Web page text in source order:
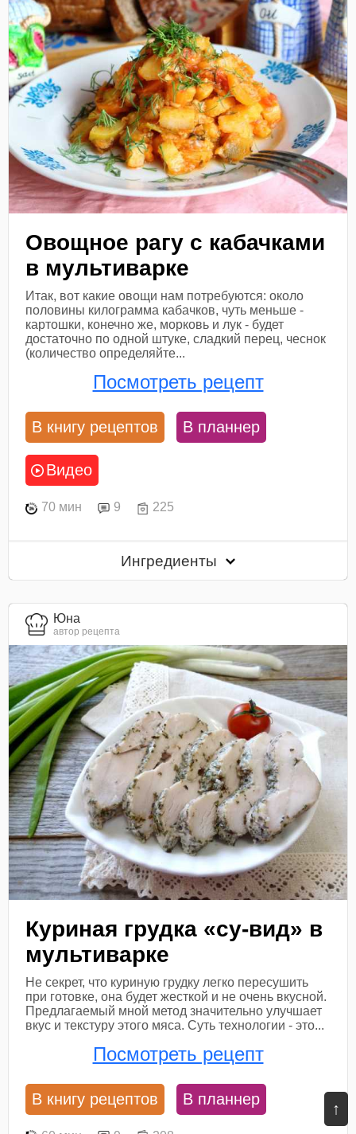
↑
Овощное рагу с кабачками
в мультиварке
Итак, вот какие овощи нам потребуются: около
половины килограмма кабачков, чуть меньше -
картошки, конечно же, морковь и лук - будет
достаточно по одной штуке, сладкий перец, чеснок
(количество определяйте...
Посмотреть рецепт
В книгу рецептов В планнер
Видео
70 мин 9 225
Ингредиенты
Юна
автор рецепта
Куриная грудка «су-вид» в
мультиварке
Не секрет, что куриную грудку легко пересушить
при готовке, она будет жесткой и не очень вкусной.
Предлагаемый мной метод значительно улучшает
вкус и текстуру этого мяса. Суть технологии - это...
Посмотреть рецепт
В книгу рецептов В планнер